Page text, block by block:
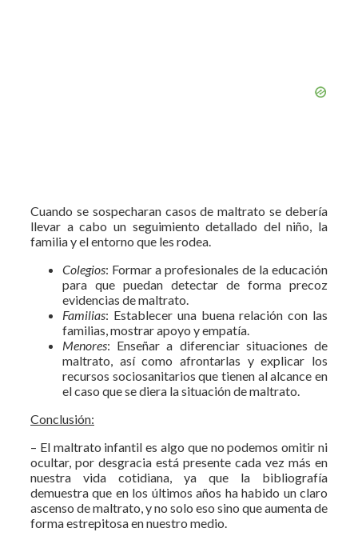
Cuando se sospecharan casos de maltrato se debería
llevar a cabo un seguimiento detallado del niño, la
familia y el entorno que les rodea.
Colegios: Formar a profesionales de la educación
para que puedan detectar de forma precoz
evidencias de maltrato.
Familias: Establecer una buena relación con las
familias, mostrar apoyo y empatía.
Menores: Enseñar a diferenciar situaciones de
maltrato, así como afrontarlas y explicar los
recursos sociosanitarios que tienen al alcance en
el caso que se diera la situación de maltrato.
Conclusión:
– El maltrato infantil es algo que no podemos omitir ni
ocultar, por desgracia está presente cada vez más en
nuestra vida cotidiana, ya que la bibliografía
demuestra que en los últimos años ha habido un claro
ascenso de maltrato, y no solo eso sino que aumenta de
forma estrepitosa en nuestro medio.